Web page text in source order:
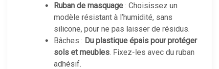
Ruban de masquage : Choisissez un
modèle résistant à l’humidité, sans
silicone, pour ne pas laisser de résidus.
Bâches : Du plastique épais pour protéger
sols et meubles. Fixez-les avec du ruban
adhésif.